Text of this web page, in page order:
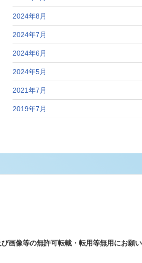
2024年8月
2024年7月
2024年6月
2024年5月
2021年7月
2019年7月
画像等の無許可転載・転用等無用にお願